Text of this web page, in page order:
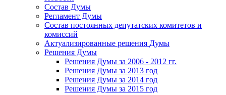
Состав Думы
Регламент Думы
Состав постоянных депутатских комитетов и
комиссий
Актуализированные решения Думы
Решения Думы
Решения Думы за 2006 - 2012 гг.
Решения Думы за 2013 год
Решения Думы за 2014 год
Решения Думы за 2015 год